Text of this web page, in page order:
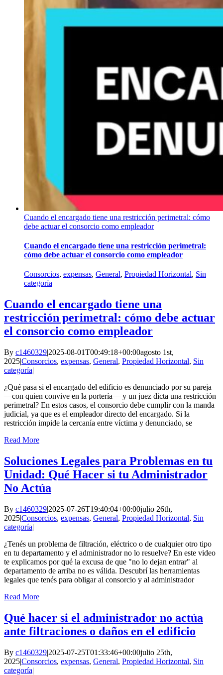
Cuando el encargado tiene una restricción perimetral: cómo
debe actuar el consorcio como empleador
Cuando el encargado tiene una restricción perimetral:
cómo debe actuar el consorcio como empleador
Consorcios, expensas, General, Propiedad Horizontal, Sin
categoría
Cuando el encargado tiene una
restricción perimetral: cómo debe actuar
el consorcio como empleador
By c1460329|2025-08-01T00:49:18+00:00agosto 1st,
2025|Consorcios, expensas, General, Propiedad Horizontal, Sin
categoría|
¿Qué pasa si el encargado del edificio es denunciado por su pareja
—con quien convive en la portería— y un juez dicta una restricción
perimetral? En estos casos, el consorcio debe cumplir con la manda
judicial, ya que es el empleador directo del encargado. Si la
restricción impide la cercanía entre víctima y denunciado, se
Read More
Soluciones Legales para Problemas en tu
Unidad: Qué Hacer si tu Administrador
No Actúa
By c1460329|2025-07-26T19:40:04+00:00julio 26th,
2025|Consorcios, expensas, General, Propiedad Horizontal, Sin
categoría|
¿Tenés un problema de filtración, eléctrico o de cualquier otro tipo
en tu departamento y el administrador no lo resuelve? En este video
te explicamos por qué la excusa de que "no lo dejan entrar" al
departamento de arriba no es válida. Descubrí las herramientas
legales que tenés para obligar al consorcio y al administrador
Read More
Qué hacer si el administrador no actúa
ante filtraciones o daños en el edificio
By c1460329|2025-07-25T01:33:46+00:00julio 25th,
2025|Consorcios, expensas, General, Propiedad Horizontal, Sin
categoría|